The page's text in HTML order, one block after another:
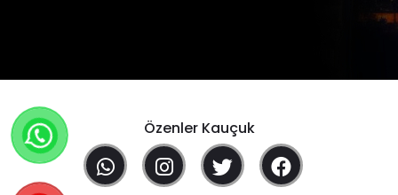
Özenler Kauçuk